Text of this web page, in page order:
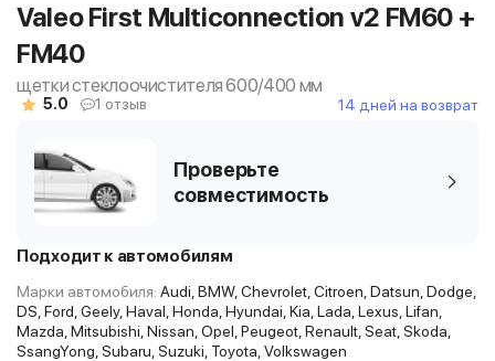
Valeo First Multiconnection v2 FM60 +
FM40
щетки стеклоочистителя 600/400 мм
5.0 1 отзыв 14 дней на возврат
Проверьте
совместимость
Подходит к автомобилям
Марки автомобиля: Audi, BMW, Chevrolet, Citroen, Datsun, Dodge,
DS, Ford, Geely, Haval, Honda, Hyundai, Kia, Lada, Lexus, Lifan,
Mazda, Mitsubishi, Nissan, Opel, Peugeot, Renault, Seat, Skoda,
SsangYong, Subaru, Suzuki, Toyota, Volkswagen